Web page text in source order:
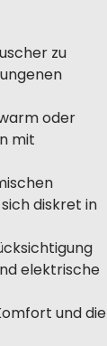
zu
oder
mit
diskret in
elektrische
und die